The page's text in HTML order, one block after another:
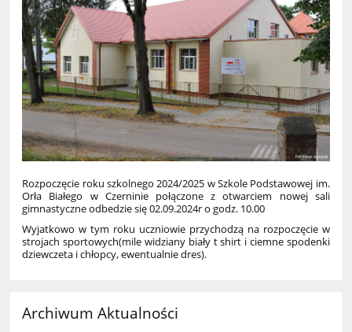
Rozpoczęcie roku szkolnego 2024/2025 w Szkole Podstawowej im.
Orła Białego w Czerninie połączone z otwarciem nowej sali
gimnastyczne odbedzie się 02.09.2024r o godz. 10.00
Wyjatkowo w tym roku uczniowie przychodzą na rozpoczęcie w
strojach sportowych(mile widziany biały t shirt i ciemne spodenki
dziewczeta i chłopcy, ewentualnie dres).
Archiwum Aktualności